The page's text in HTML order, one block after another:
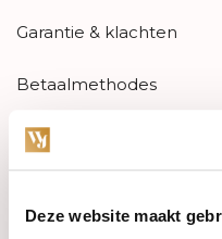
Deze website maakt
Garantie & klachten
Betaalmethodes
Sitemap
Categorieën